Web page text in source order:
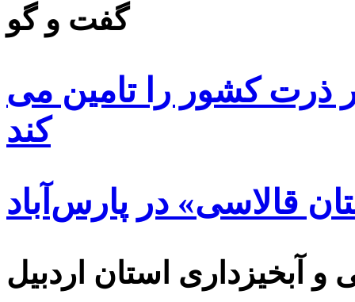
گفت و گو
۸۵ درصد بذر ذرت کشور را تامین می
کند
قالاسی» در پارس‌آباد